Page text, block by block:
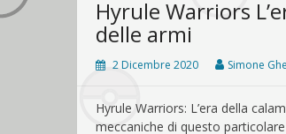
Hyrule Warriors
delle armi
2 Dicembre 2020 Simone
Hyrule Warriors: L’era della
meccaniche di questo